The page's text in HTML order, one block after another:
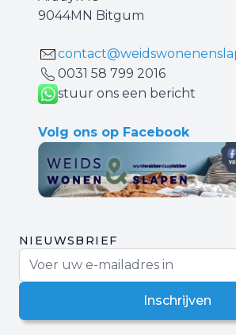
9044MN Bitgum
0031 ‪58 799 2016‬
stuur ons een bericht
Volg ons op Facebook
NIEUWSBRIEF
Inschrijven